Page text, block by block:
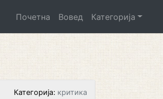
Почетна Вовед Категорија
Категорија: критика